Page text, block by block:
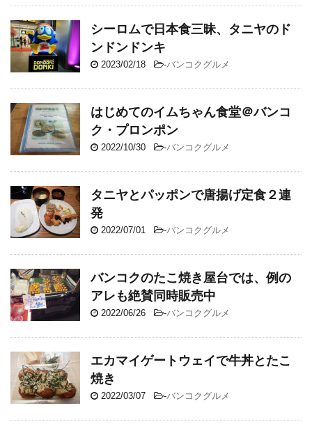
シーロムで日本食三昧、タニヤのド
ンドンドンキ
2023/02/18 -バンコクグルメ
はじめてのイムちゃん食堂＠バンコ
ク・プロンポン
2022/10/30 -バンコクグルメ
タニヤとパッポンで唐揚げ定食２連
発
2022/07/01 -バンコクグルメ
バンコクのたこ焼き屋台では、例の
アレも絶賛同時販売中
2022/06/26 -バンコクグルメ
エカマイゲートウェイで牛丼とたこ
焼き
2022/03/07 -バンコクグルメ